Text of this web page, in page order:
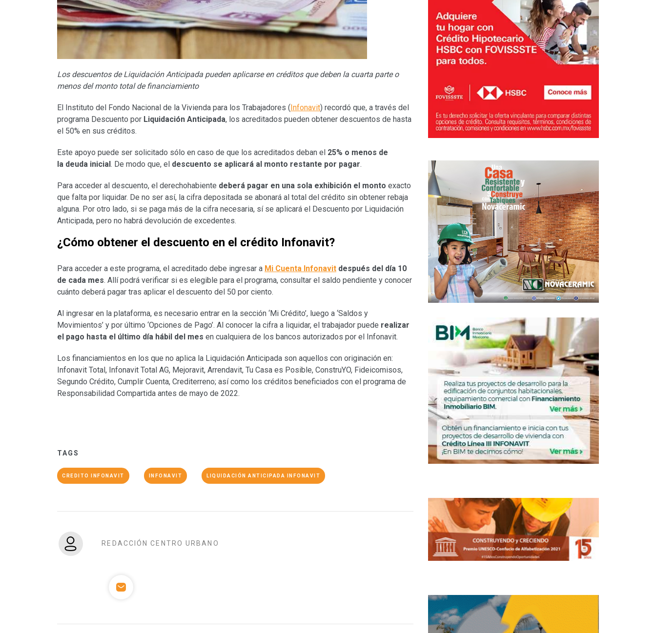
Los descuentos de Liquidación Anticipada pueden aplicarse en créditos que deben la cuarta parte o
menos del monto total de financiamiento
El Instituto del Fondo Nacional de la Vivienda para los Trabajadores ( Infonavit) recordó que, a través del
programa Descuento por Liquidación Anticipada, los acreditados pueden obtener descuentos de hasta
el 50% en sus créditos.
Este apoyo puede ser solicitado sólo en caso de que los acreditados deban el 25% o menos de
la deuda inicial . De modo que, el descuento se aplicará al monto restante por pagar.
Para acceder al descuento, el derechohabiente deberá pagar en una sola exhibición el monto exacto
que falta por liquidar. De no ser así, la cifra depositada se abonará al total del crédito sin obtener rebaja
alguna. Por otro lado, si se paga más de la cifra necesaria, sí se aplicará el Descuento por Liquidación
Anticipada, pero no habrá devolución de excedentes.
¿Cómo obtener el descuento en el crédito Infonavit?
Para acceder a este programa, el acreditado debe ingresar a Mi Cuenta Infonavit después del día 10
de cada mes. Allí podrá verificar si es elegible para el programa, consultar el saldo pendiente y conocer
cuánto deberá pagar tras aplicar el descuento del 50 por ciento.
Al ingresar en la plataforma, es necesario entrar en la sección ‘Mi Crédito’, luego a ‘Saldos y
Movimientos’ y por último ‘Opciones de Pago’. Al conocer la cifra a liquidar, el trabajador puede realizar
el pago hasta el último día hábil del mes en cualquiera de los bancos autorizados por el Infonavit.
Los financiamientos en los que no aplica la Liquidación Anticipada son aquellos con originación en:
Infonavit Total, Infonavit Total AG, Mejoravit, Arrendavit, Tu Casa es Posible, ConstruYO, Fideicomisos,
Segundo Crédito, Cumplir Cuenta, Crediterreno; así como los créditos beneficiados con el programa de
Responsabilidad Compartida antes de mayo de 2022.
TAGS
CREDITO INFONAVIT INFONAVIT LIQUIDACIÓN ANTICIPADA INFONAVIT
REDACCIÓN CENTRO URBANO